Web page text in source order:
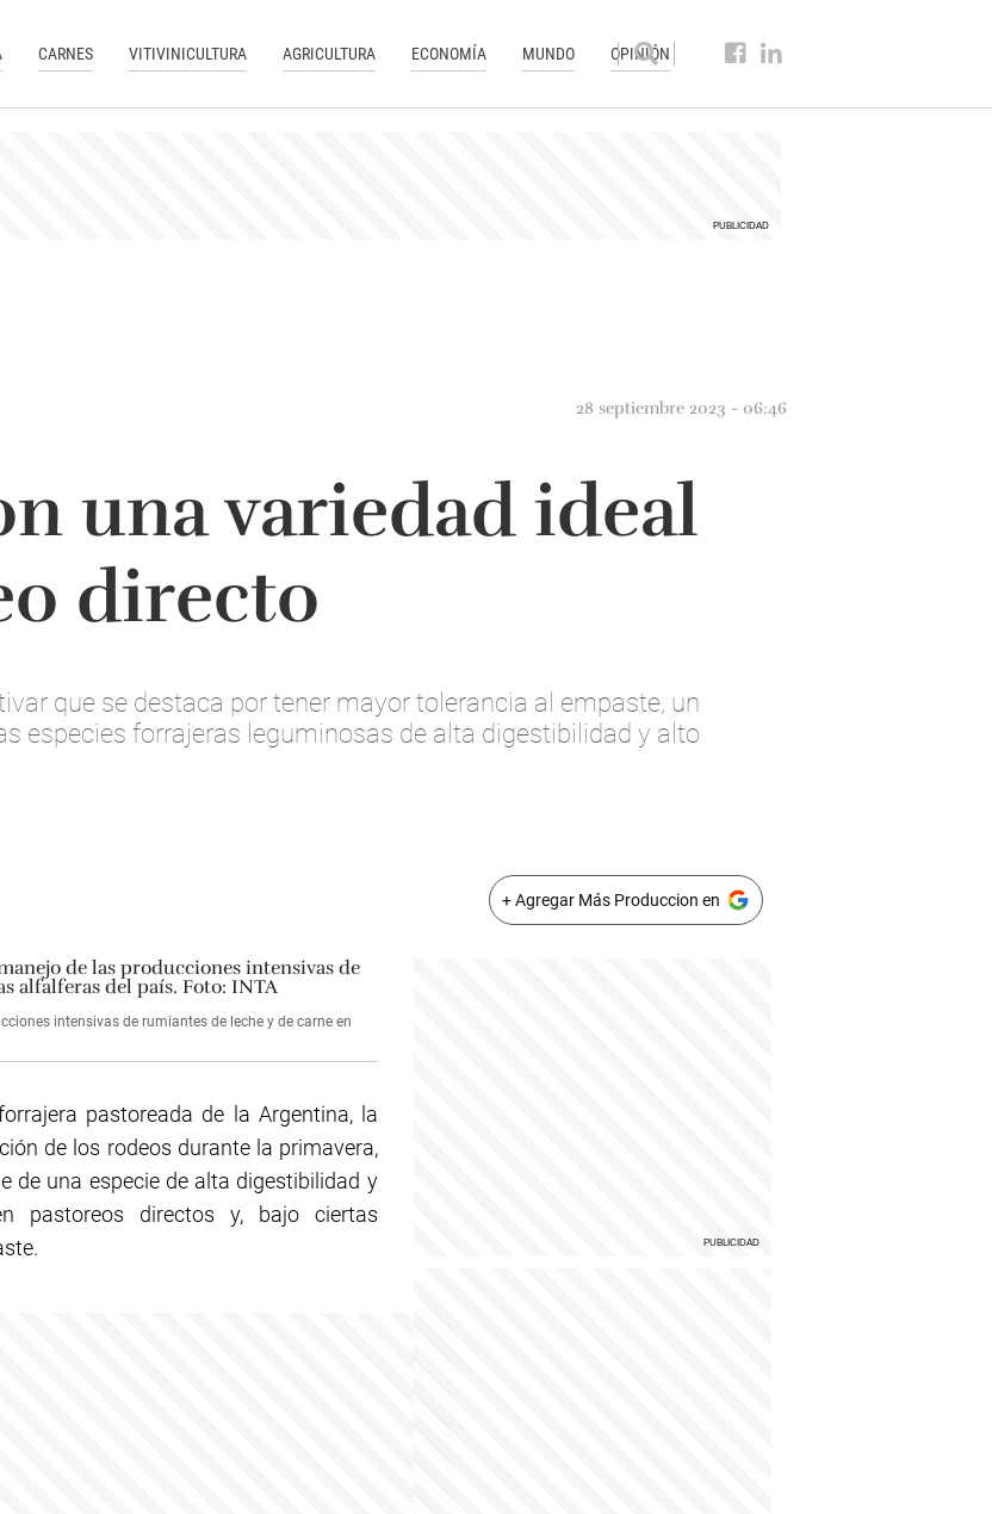
CARNES VITIVINICULTURA AGRICULTURA ECONOMÍA MUNDO OPINIÓN
28 septiembre 2023 - 06:46
una variedad ideal
directo
que se destaca por tener mayor tolerancia al empaste, un
especies forrajeras leguminosas de alta digestibilidad y alto
+ Agregar Más Produccion en
intensivas de rumiantes de leche y de carne en
pastoreada de la Argentina, la
de los rodeos durante la primavera,
de una especie de alta digestibilidad y
pastoreos directos y, bajo ciertas